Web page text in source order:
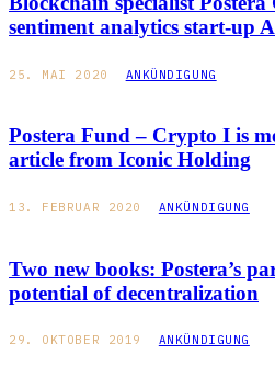
sentiment analytics start-up
25. MAI 2020 ANKÜNDIGUNG
Postera Fund – Crypto I is
article from Iconic Holding
13. FEBRUAR 2020 ANKÜNDIGUNG
Two new books: Postera’s
potential of decentralization
29. OKTOBER 2019 ANKÜNDIGUNG